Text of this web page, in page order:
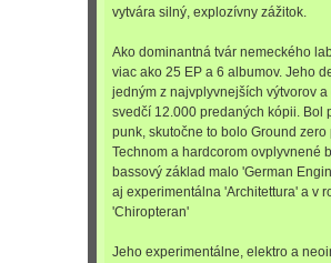
vytvára silný, explozívny zážitok.
Ako dominantná tvár nemeckého
viac ako 25 EP a 6 albumov. Jeho
jedným z najvplyvnejších výtvorov
svedčí 12.000 predaných kópii. Bol
punk, skutočne to bolo Ground
Technom a hardcorom ovplyvnené
bassový základ malo 'German
aj experimentálna 'Architettura' a v
'Chiropteran'
Jeho experimentálne, elektro a